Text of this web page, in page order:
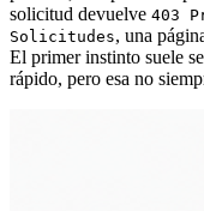
solicitud devuelve 403
Solicitudes, una
El primer instinto suele
rápido, pero esa no